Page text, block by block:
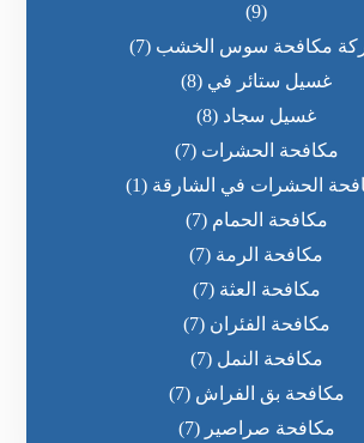
(9)
مكافحة سوس الخشب (7)
غسيل ستائر في (8)
غسيل سجاد (8)
مكافحة الحشرات (7)
الحشرات في الشارقة (1)
مكافحة الحمام (7)
مكافحة الرمة (7)
مكافحة العثة (7)
مكافحة الفئران (7)
مكافحة النمل (7)
مكافحة بق الفراش (7)
مكافحة صراصير (7)